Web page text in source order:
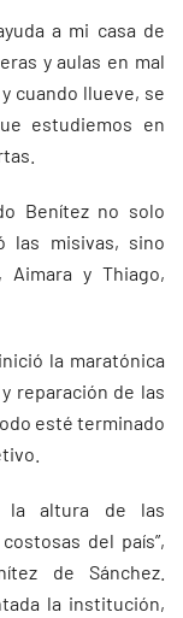
a mi casa de
y aulas en mal
cuando llueve, se
estudiemos en
Benítez no solo
las misivas, sino
y Thiago,
la maratónica
reparación de las
esté terminado
la altura de las
del país”,
de Sánchez.
la institución,